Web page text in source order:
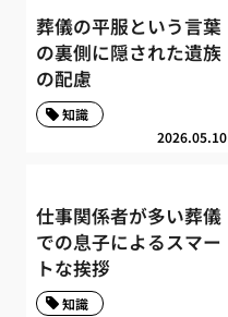
葬儀の平服という言葉
の裏側に隠された遺族
の配慮
2026.05.10
知識
仕事関係者が多い葬儀
での息子によるスマー
トな挨拶
知識